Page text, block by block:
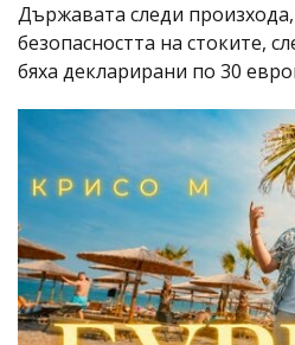
Държавата следи
безопасността на стоките,
бяха декларирани по 30